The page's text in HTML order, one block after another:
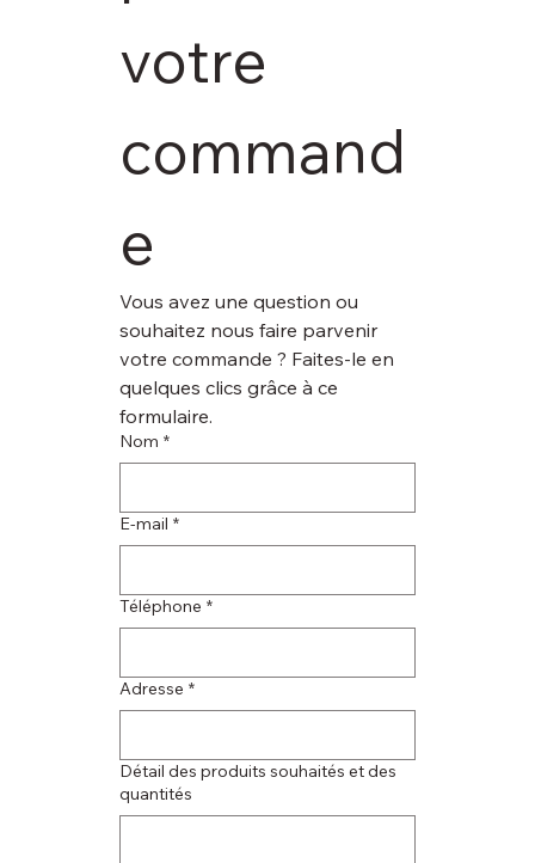
votre
command
e
Vous avez une question ou
souhaitez nous faire parvenir
votre commande ? Faites-le en
quelques clics grâce à ce
formulaire.
Nom *
E‑mail *
Téléphone *
Adresse *
Détail des produits souhaités et des
quantités